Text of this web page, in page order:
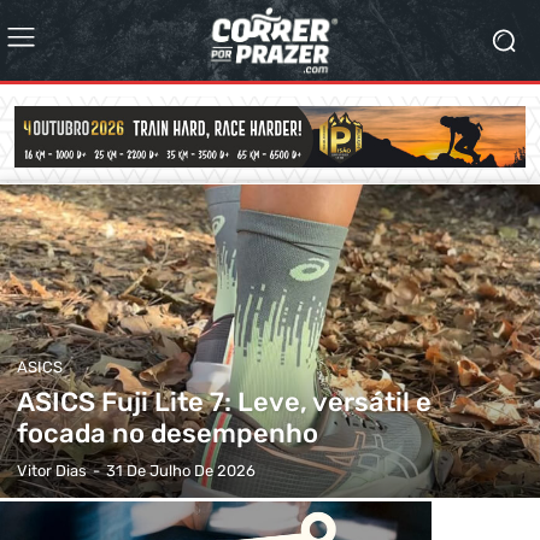
ASICS
ASICS Fuji Lite 7: Leve, versátil e
focada no desempenho
Vitor Dias - 31 De Julho De 2026